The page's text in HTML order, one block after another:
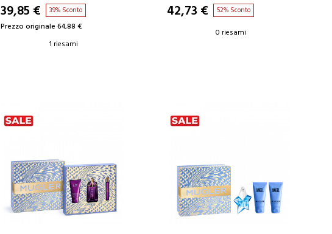
39,85 € 39% Sconto
Prezzo originale 64,88 €
1 riesami
42,73 € 52% Sconto
0 riesami